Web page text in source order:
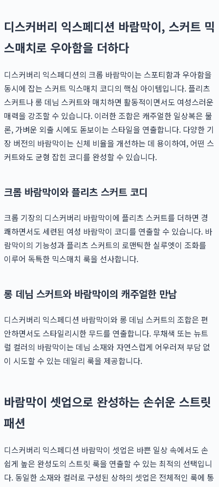
디스커버리 익스페디션 바람막이, 스커트 믹
스매치로 우아함을 더하다
디스커버리 익스페디션의 크롭 바람막이는 스포티함과 우아함을
동시에 잡는 스커트 믹스매치 코디의 핵심 아이템입니다. 플리츠
스커트나 롱 데님 스커트와 매치하면 활동적이면서도 여성스러운
매력을 강조할 수 있습니다. 이러한 조합은 캐주얼한 일상복은 물
론, 가벼운 외출 시에도 돋보이는 스타일을 연출합니다. 다양한 기
장 버전의 바람막이는 신체 비율을 개선하는 데 용이하여, 어떤 스
커트와도 균형 잡힌 코디를 완성할 수 있습니다.
크롭 바람막이와 플리츠 스커트 코디
크롭 기장의 디스커버리 바람막이에 플리츠 스커트를 더하면 경
쾌하면서도 세련된 여성 바람막이 코디를 연출할 수 있습니다. 바
람막이의 기능성과 플리츠 스커트의 로맨틱한 실루엣이 조화를
이루어 독특한 믹스매치 룩을 선사합니다.
롱 데님 스커트와 바람막이의 캐주얼한 만남
디스커버리 익스페디션 바람막이와 롱 데님 스커트의 조합은 편
안하면서도 스타일리시한 무드를 연출합니다. 무채색 또는 뉴트
럴 컬러의 바람막이는 데님 소재와 자연스럽게 어우러져 부담 없
이 시도할 수 있는 데일리 룩을 제공합니다.
바람막이 셋업으로 완성하는 손쉬운 스트릿
패션
디스커버리 익스페디션 바람막이 셋업은 바쁜 일상 속에서도 손
쉽게 높은 완성도의 스트릿 룩을 연출할 수 있는 최적의 선택입니
다. 동일한 소재와 컬러로 구성된 상하의 셋업은 전체적인 룩에 통